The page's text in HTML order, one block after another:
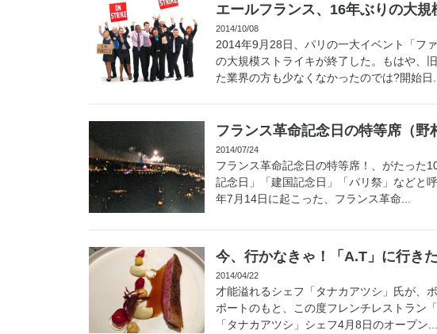
エールフランス、16年ぶりの大規
2014/10/08
2014年9月28日、パリの一大イベント「フ
の大規模ストライキが終了した。もはや、
た業界の方も少なくなかったのでは?開始日...
フランス革命記念日の特等席（野
2014/07/24
フランス革命記念日の特等席！、がたった
記念日」「建国記念日」「パリ祭」などと
年7月14日に起こった、フランス革命...
今、行かなきゃ！「A.T」に行き
2014/04/22
才能溢れるシェフ「タナカアツシ」氏が、
ポートのもと、この度フレンチレストラン
「タナカアツシ」シェフ4月8日のオープン...